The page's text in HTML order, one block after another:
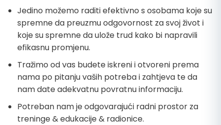
Jedino možemo raditi efektivno s osobama koje su
spremne da preuzmu odgovornost za svoj život i
koje su spremne da ulože trud kako bi napravili
efikasnu promjenu.
Tražimo od vas budete iskreni i otvoreni prema
nama po pitanju vaših potreba i zahtjeva te da
nam date adekvatnu povratnu informaciju.
Potreban nam je odgovarajući radni prostor za
treninge & edukacije & radionice.